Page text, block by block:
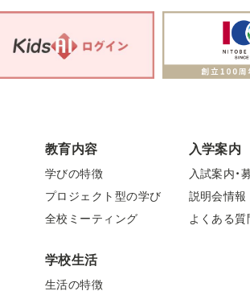
教育内容
学びの特徴
プロジェクト型の学び
全校ミーティング
学校生活
生活の特徴
入学案内
入試案内・
説明会情報
よくある質